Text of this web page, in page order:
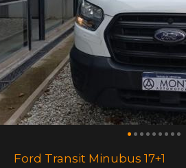
Ford Transit Minubus 17+1